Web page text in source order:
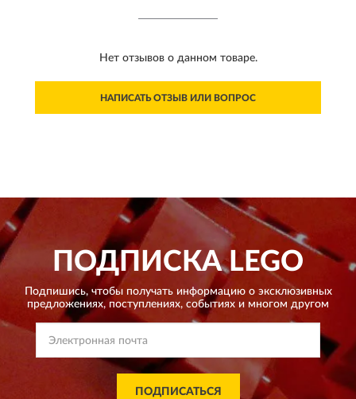
Нет отзывов о данном товаре.
НАПИСАТЬ ОТЗЫВ ИЛИ ВОПРОС
ПОДПИСКАLEGO
Подпишись, чтобы получать информацию о эксклюзивных
предложениях, поступлениях, событиях и многом другом
ПОДПИСАТЬСЯ